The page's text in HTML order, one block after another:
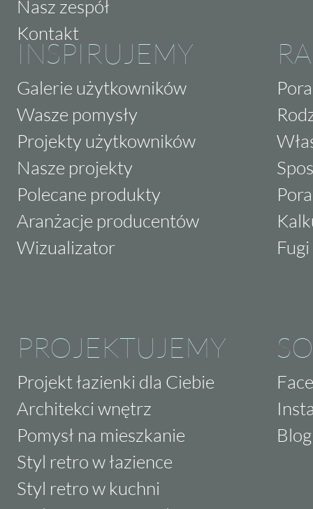
Nasz zespół
Kontakt
INSPIRUJEMY
Galerie użytkowników
Wasze pomysły
Projekty użytkowników
Nasze projekty
Polecane produkty
Aranżacje producentów
Wizualizator
PROJEKTUJEMY
Projekt łazienki dla Ciebie
Architekci wnętrz
Pomysł na mieszkanie
Styl retro w łazience
Styl retro w kuchni
Blog